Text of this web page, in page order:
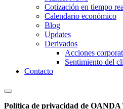
Cotización en tiempo
Calendario económico
Blog
Updates
Derivados
Acciones
Sentimiento del
Contacto
Política de privacidad de